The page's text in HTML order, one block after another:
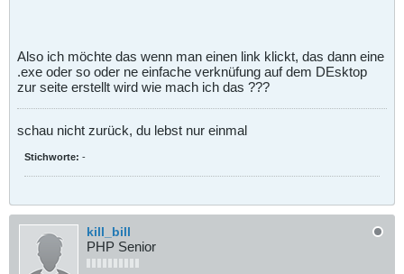
Also ich möchte das wenn man einen link klickt, das dann eine
.exe oder so oder ne einfache verknüfung auf dem DEsktop
zur seite erstellt wird wie mach ich das ???
schau nicht zurück, du lebst nur einmal
Stichworte: -
kill_bill
PHP Senior